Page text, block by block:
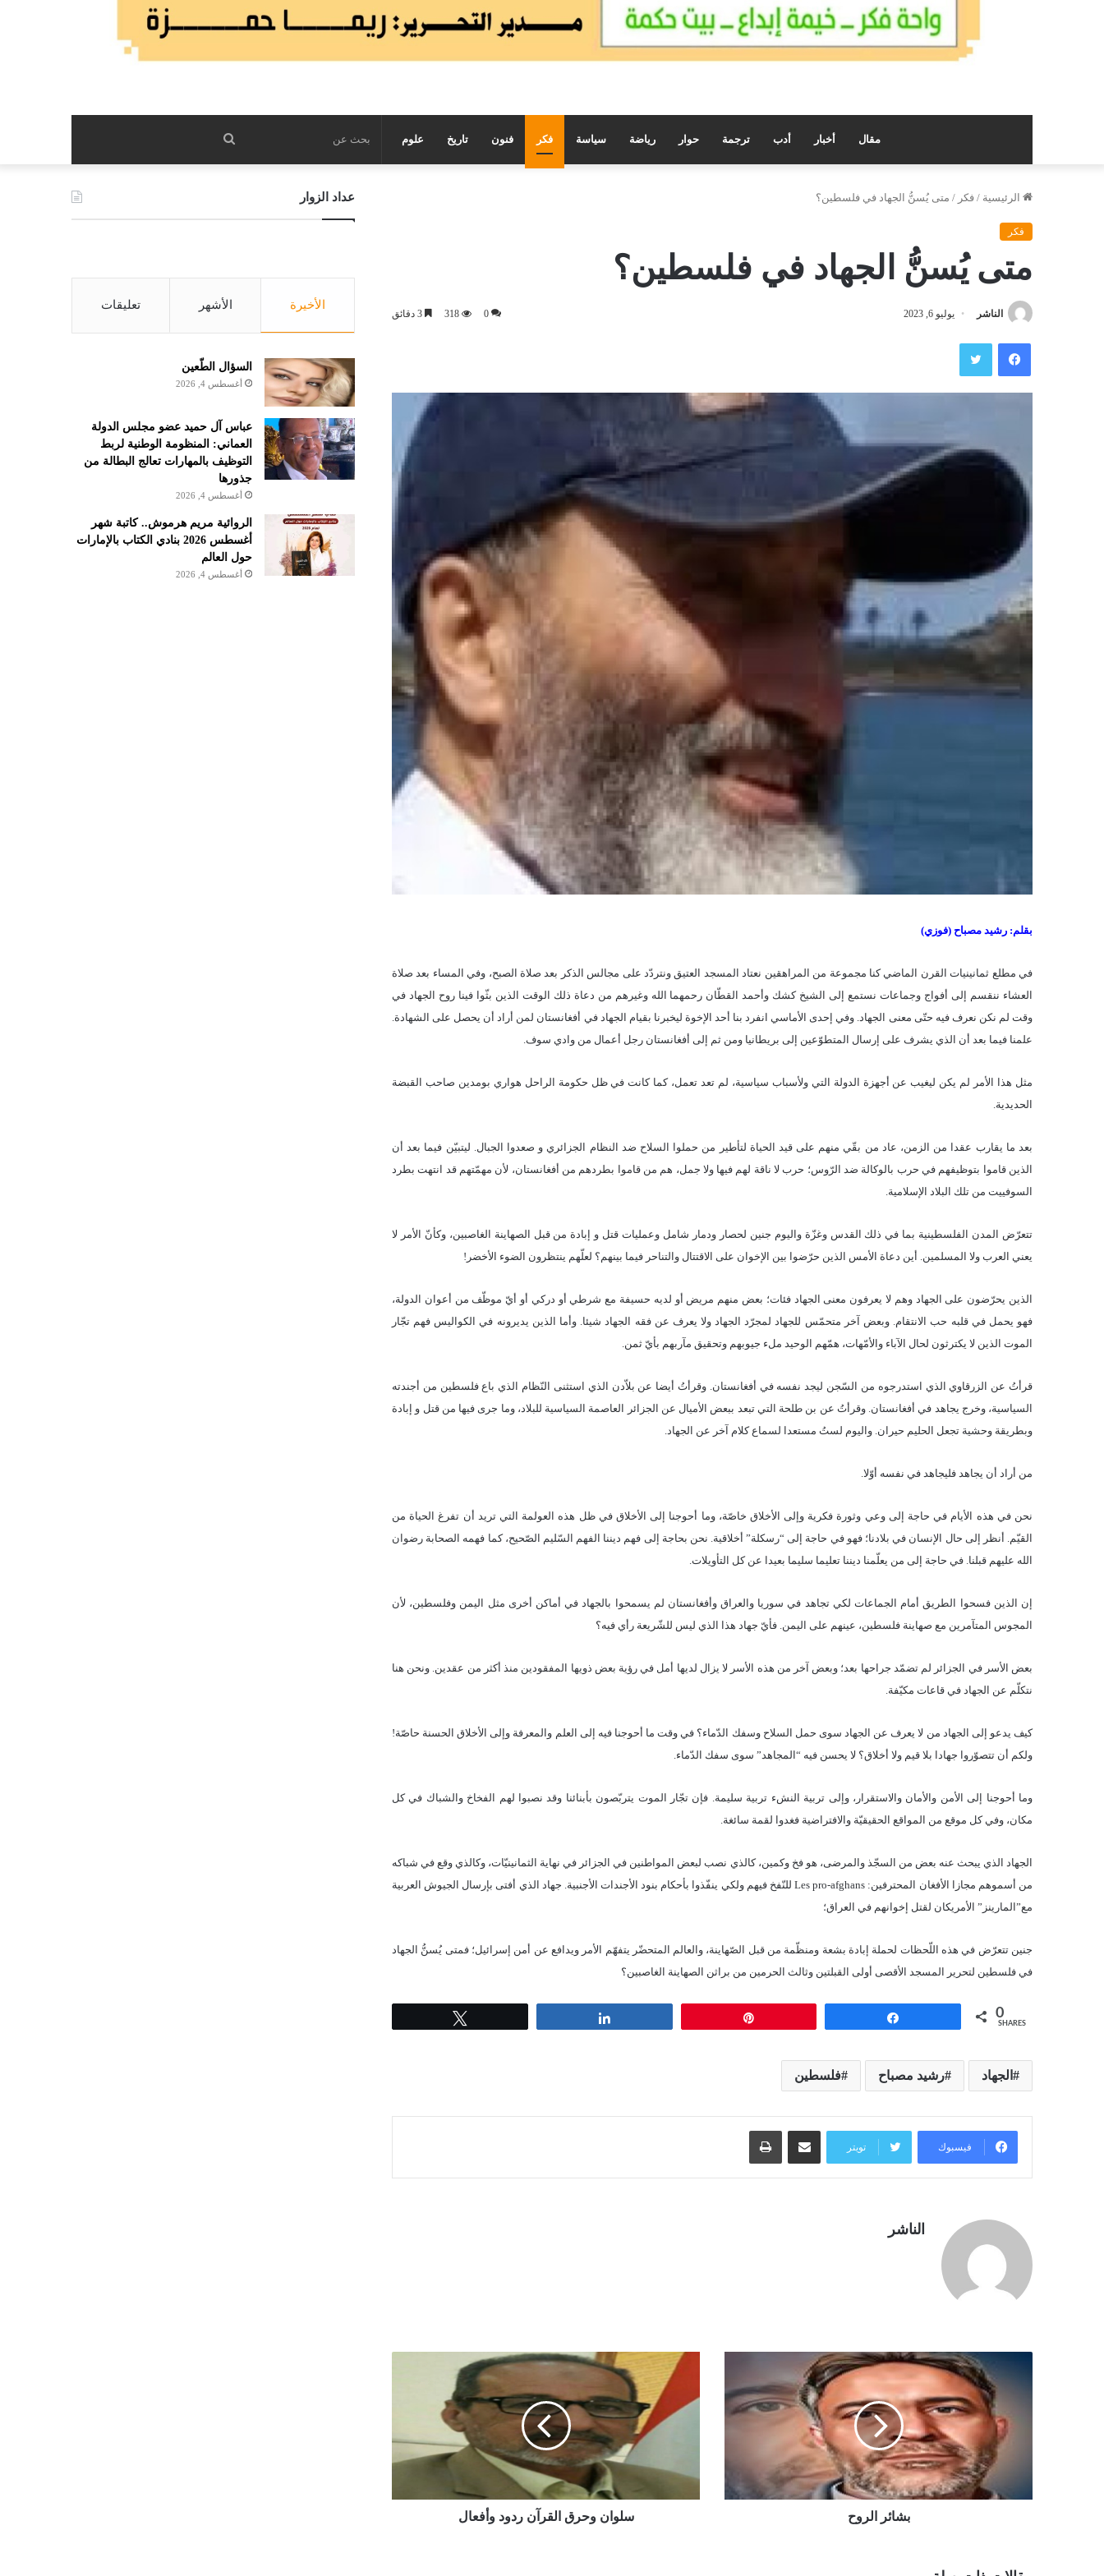
مقال أخبار أدب ترجمة حوار رياضة سياسة فكر فنون تاريخ علوم بحث
الرئيسية / فكر / متى يُسنُّ الجهاد في فلسطين؟
فكر
متى يُسنُّ الجهاد في فلسطين؟
الناشر يوليو 6, 2023 0
318
فيسبوك تويتر
بقلم: رشيد مصباح (فوزي)
في مطلع ثمانينيات القرن الماضي كنا مجموعة من المراهقين نعتاد المسجد العتيق ونتردّد على مجالس الذكر بعد صلاة الصبح، وفي المساء بعد صلاة
العشاء ننقسم إلى أفواج وجماعات نستمع إلى الشيخ كشك وأحمد القطّان رحمهما الله وغيرهم من دعاة ذلك الوقت الذين بثّوا فينا روح الجهاد في
وقت لم نكن نعرف فيه حتّى معنى الجهاد. وفي إحدى الأماسي انفرد بنا أحد الإخوة ليخبرنا بقيام الجهاد في أفغانستان لمن أراد أن يحصل على الشهادة.
علمنا فيما بعد أن الذي يشرف على إرسال المتطوّعين إلى بريطانيا ومن ثم إلى أفغانستان رجل أعمال من وادي سوف.
مثل هذا الأمر لم يكن ليغيب عن أجهزة الدولة التي ولأسباب سياسية، لم تعد تعمل، كما كانت في ظل حكومة الراحل هواري بومدين صاحب القبضة
الحديدية.
بعد ما يقارب عقدا من الزمن، عاد من بقّي منهم على قيد الحياة لتأطير من حملوا السلاح ضد النظام الجزائري و صعدوا الجبال. ليتبيّن فيما بعد أن
الذين قاموا بتوظيفهم في حرب بالوكالة ضد الرّوس؛ حرب لا ناقة لهم فيها ولا جمل، هم من قاموا بطردهم من أفغانستان، لأن مهمّتهم قد انتهت بطرد
السوفييت من تلك البلاد الإسلامية.
تتعرّض المدن الفلسطينية بما في ذلك القدس وغزّة واليوم جنين لحصار ودمار شامل وعمليات قتل و إبادة من قبل الصهاينة الغاصبين، وكأنّ الأمر لا
يعني العرب ولا المسلمين. أين دعاة الأمس الذين حرّضوا بين الإخوان على الاقتتال والتناحر فيما بينهم؟ لعلّهم ينتظرون الضوء الأخضر!
الذين يحرّضون على الجهاد وهم لا يعرفون معنى الجهاد فئات؛ بعض منهم مريض أو لديه حسيفة مع شرطي أو دركي أو أيّ موظّف من أعوان الدولة،
فهو يحمل في قلبه حب الانتقام. وبعض آخر متحمّس للجهاد لمجرّد الجهاد ولا يعرف عن فقه الجهاد شيئا. وأما الذين يديرونه في الكواليس فهم تجّار
الموت الذين لا يكترثون لحال الآباء والأمّهات، همّهم الوحيد ملء جيوبهم وتحقيق مآربهم بأيّ ثمن.
قرأتُ عن الزرقاوي الذي استدرجوه من السّجن ليجد نفسه في أفغانستان. وقرأتُ أيضا عن بلاّدن الذي استثنى النّظام الذي باع فلسطين من أجندته
السياسية، وخرج يجاهد في أفغانستان. وقرأتُ عن بن طلحة التي تبعد ببعض الأميال عن الجزائر العاصمة السياسية للبلاد، وما جرى فيها من قتل و إبادة
وبطريقة وحشية تجعل الحليم حيران. واليوم لستُ مستعدا لسماع كلام آخر عن الجهاد.
من أراد أن يجاهد فليجاهد في نفسه أوّلا.
نحن في هذه الأيام في حاجة إلى وعي وثورة فكرية وإلى الأخلاق خاصّة، وما أحوجنا إلى الأخلاق في ظل هذه العولمة التي تريد أن تفرغ الحياة من
القيّم. أنظر إلى حال الإنسان في بلادنا؛ فهو في حاجة إلى “رسكلة” أخلاقية. نحن بحاجة إلى فهم ديننا الفهم السّليم الصّحيح، كما فهمه الصحابة رضوان
الله عليهم قبلنا. في حاجة إلى من يعلّمنا ديننا تعليما سليما بعيدا عن كل التأويلات.
إن الذين فسحوا الطريق أمام الجماعات لكي تجاهد في سوريا والعراق وأفغانستان لم يسمحوا بالجهاد في أماكن أخرى مثل اليمن وفلسطين، لأن
المجوس المتآمرين مع صهاينة فلسطين، عينهم على اليمن. فأيّ جهاد هذا الذي ليس للشّريعة رأي فيه؟
بعض الأسر في الجزائر لم تضمّد جراحها بعد؛ وبعض آخر من هذه الأسر لا يزال لديها أمل في رؤية بعض ذويها المفقودين منذ أكثر من عقدين. ونحن هنا
نتكلّم عن الجهاد في قاعات مكيّفة.
كيف يدعو إلى الجهاد من لا يعرف عن الجهاد سوى حمل السلاح وسفك الدّماء؟ في وقت ما أحوجنا فيه إلى العلم والمعرفة وإلى الأخلاق الحسنة حاصّة!
ولكم أن تتصوّروا جهادا بلا قيم ولا أخلاق؟ لا يحسن فيه “المجاهد” سوى سفك الدّماء.
وما أحوجنا إلى الأمن والأمان والاستقرار، وإلى تربية النشء تربية سليمة. فإن تجّار الموت يتربّصون بأبنائنا وقد نصبوا لهم الفخاخ والشباك في كل
مكان، وفي كل موقع من المواقع الحقيقيّة والافتراضية فغدوا لقمة سائغة.
الجهاد الذي يبحث عنه بعض من السجّذ والمرضى، هو فخ وكمين، كالذي نصب لبعض المواطنين في الجزائر في نهاية الثمانينيّات، وكالذي وقع في شباكه
من أسموهم مجازا الأفغان المحترفين: Les pro-afghans للنّفخ فيهم ولكي ينفّذوا بأحكام بنود الأجندات الأجنبية. جهاد الذي أفتى بإرسال الجيوش العربية
مع”المارينز” الأمريكان لقتل إخوانهم في العراق؛
جنين تتعرّض في هذه اللّحظات لحملة إبادة بشعة ومنظّمة من قبل الصّهاينة، والعالم المتحضّر يتفهّم الأمر ويدافع عن أمن إسرائيل؛ فمتى يُسنُّ الجهاد
في فلسطين لتحرير المسجد الأقصى أولى القبلتين وثالث الحرمين من براثن الصهاينة الغاصبين؟
0
SHARES
الجهاد رشيد مصباح فلسطين
فيسبوك تويتر
مشاركة عبر البريد طباعة
الناشر
بشائر الروح سلوان وحرق القرآن ردود وأفعال
عداد الزوار
الأخيرة الأشهر تعليقات
السؤال الطّعين
أغسطس 4, 2026
عباس آل حميد عضو مجلس الدولة
العماني: المنظومة الوطنية لربط
التوظيف بالمهارات تعالج البطالة من
جذورها
أغسطس 4, 2026
الروائية مريم هرموش.. كاتبة شهر
أغسطس 2026 بنادي الكتاب بالإمارات
حول العالم
أغسطس 4, 2026